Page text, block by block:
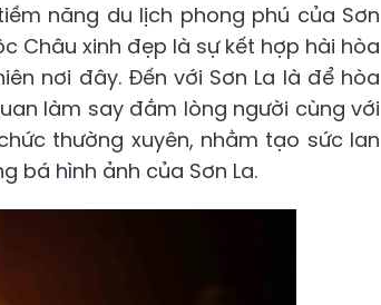
năng du lịch phong phú của Sơn
Châu xinh đẹp là sự kết hợp hài hòa
nơi đây. Đến với Sơn La là để hòa
làm say đắm lòng người cùng với
thường xuyên, nhằm tạo sức lan
bá hình ảnh của Sơn La.